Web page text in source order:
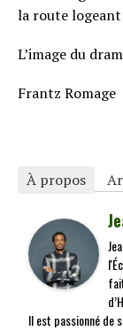
la route
L’image du
Frantz Romage
À propos
Il est passionné de